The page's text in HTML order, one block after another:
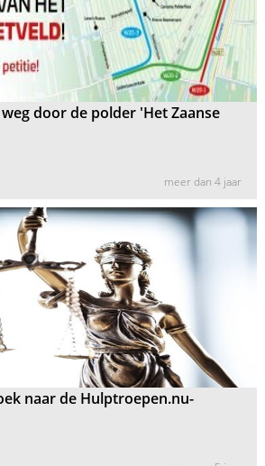
door de polder 'Het Zaanse
meer dan 4 jaar
naar de Hulptroepen.nu-